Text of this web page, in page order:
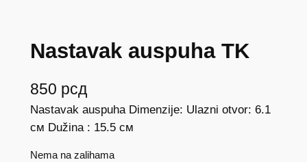
Nastavak auspuha TK
850 рсд
Nastavak auspuha Dimenzije: Ulazni otvor: 6.1
см Dužina : 15.5 см
Nema na zalihama